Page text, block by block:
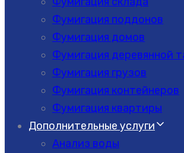
Фумигация поддонов
Фумигация домов
Фумигация деревянной
Фумигация грузов
Фумигация контейнеров
Фумигация квартиры
Дополнительные услуги
Анализ воды